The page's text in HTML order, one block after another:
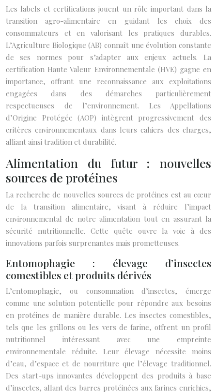
Les labels et certifications jouent un rôle important dans la
transition agro-alimentaire en guidant les choix des
consommateurs et en valorisant les pratiques durables.
L’Agriculture Biologique (AB) connaît une évolution constante
de ses normes pour s’adapter aux enjeux actuels. La
certification Haute Valeur Environnementale (HVE) gagne en
importance, offrant une reconnaissance aux exploitations
engagées dans des démarches particulièrement
respectueuses de l’environnement. Les Appellations
d’Origine Protégée (AOP) intègrent progressivement des
critères environnementaux dans leurs cahiers des charges,
alliant ainsi tradition et durabilité.
Alimentation du futur : nouvelles
sources de protéines
La recherche de nouvelles sources de protéines est au cœur
de la transition alimentaire, visant à réduire l’impact
environnemental de notre alimentation tout en assurant la
sécurité nutritionnelle. Cette quête ouvre la voie à des
innovations parfois surprenantes mais prometteuses.
Entomophagie : élevage d’insectes
comestibles et produits dérivés
L’entomophagie, ou consommation d’insectes, émerge
comme une solution potentielle pour répondre aux besoins
en protéines de manière durable. Les insectes comestibles,
tels que les grillons ou les vers de farine, offrent un profil
nutritionnel intéressant avec une empreinte
environnementale réduite. Leur élevage nécessite moins
d’eau, d’espace et de nourriture que l’élevage traditionnel.
Des start-ups innovantes développent des produits à base
d’insectes, allant des barres protéinées aux farines enrichies,